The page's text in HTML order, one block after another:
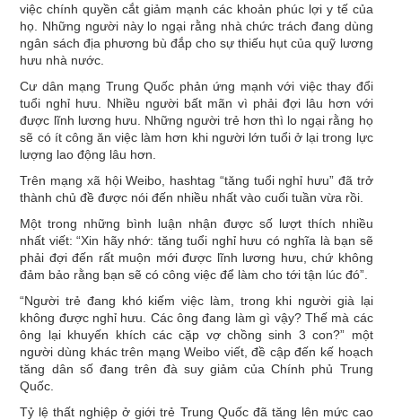
việc chính quyền cắt giảm mạnh các khoản phúc lợi y tế của
họ. Những người này lo ngại rằng nhà chức trách đang dùng
ngân sách địa phương bù đắp cho sự thiếu hụt của quỹ lương
hưu nhà nước.
Cư dân mạng Trung Quốc phản ứng mạnh với việc thay đổi
tuổi nghỉ hưu. Nhiều người bất mãn vì phải đợi lâu hơn với
được lĩnh lương hưu. Những người trẻ hơn thì lo ngại rằng họ
sẽ có ít công ăn việc làm hơn khi người lớn tuổi ở lại trong lực
lượng lao động lâu hơn.
Trên mạng xã hội Weibo, hashtag “tăng tuổi nghỉ hưu” đã trở
thành chủ đề được nói đến nhiều nhất vào cuối tuần vừa rồi.
Một trong những bình luận nhận được số lượt thích nhiều
nhất viết: “Xin hãy nhớ: tăng tuổi nghỉ hưu có nghĩa là bạn sẽ
phải đợi đến rất muộn mới được lĩnh lương hưu, chứ không
đảm bảo rằng bạn sẽ có công việc để làm cho tới tận lúc đó”.
“Người trẻ đang khó kiếm việc làm, trong khi người già lại
không được nghỉ hưu. Các ông đang làm gì vậy? Thế mà các
ông lại khuyến khích các cặp vợ chồng sinh 3 con?” một
người dùng khác trên mạng Weibo viết, đề cập đến kế hoạch
tăng dân số đang trên đà suy giảm của Chính phủ Trung
Quốc.
Tỷ lệ thất nghiệp ở giới trẻ Trung Quốc đã tăng lên mức cao